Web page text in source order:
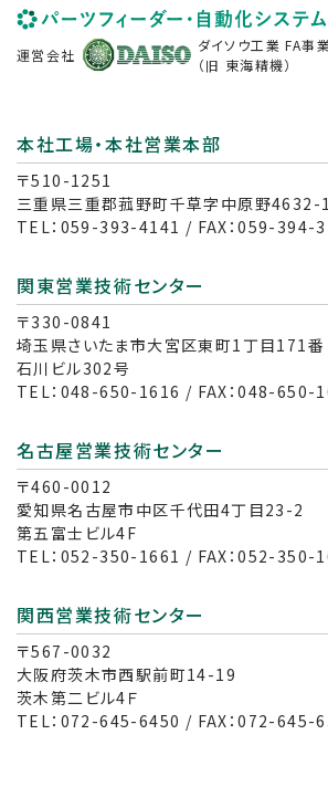
運営会社
ダイソウ工業 FA事
（旧 東海精機）
本社工場・本社営業本部
〒510-1251
三重県三重郡菰野町千草字中原野4632-1
TEL：059-393-4141 / FAX：059-394-
関東営業技術センター
〒330-0841
埼玉県さいたま市大宮区東町1丁目171番
石川ビル302号
TEL：048-650-1616 / FAX：048-650-
名古屋営業技術センター
〒460-0012
愛知県名古屋市中区千代田4丁目23-2
第五富士ビル4F
TEL：052-350-1661 / FAX：052-350-
関西営業技術センター
〒567-0032
大阪府茨木市西駅前町14-19
茨木第二ビル4Ｆ
TEL：072-645-6450 / FAX：072-645-